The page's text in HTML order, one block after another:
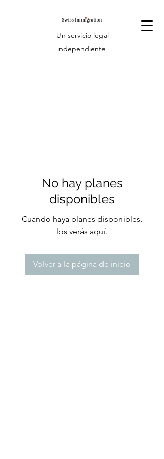
Un servicio legal
independiente
No hay planes
disponibles
Cuando haya planes disponibles,
los verás aquí.
Volver a la página de inicio